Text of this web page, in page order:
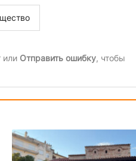
или Отправить ошибку, чтобы